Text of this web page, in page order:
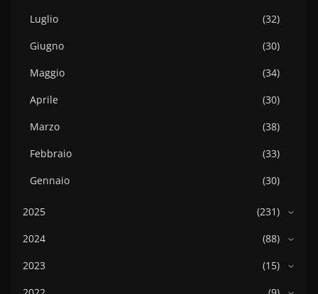
Luglio
(32)
Giugno
(30)
Maggio
(34)
Aprile
(30)
Marzo
(38)
Febbraio
(33)
Gennaio
(30)
2025
(231)
2024
(88)
2023
(15)